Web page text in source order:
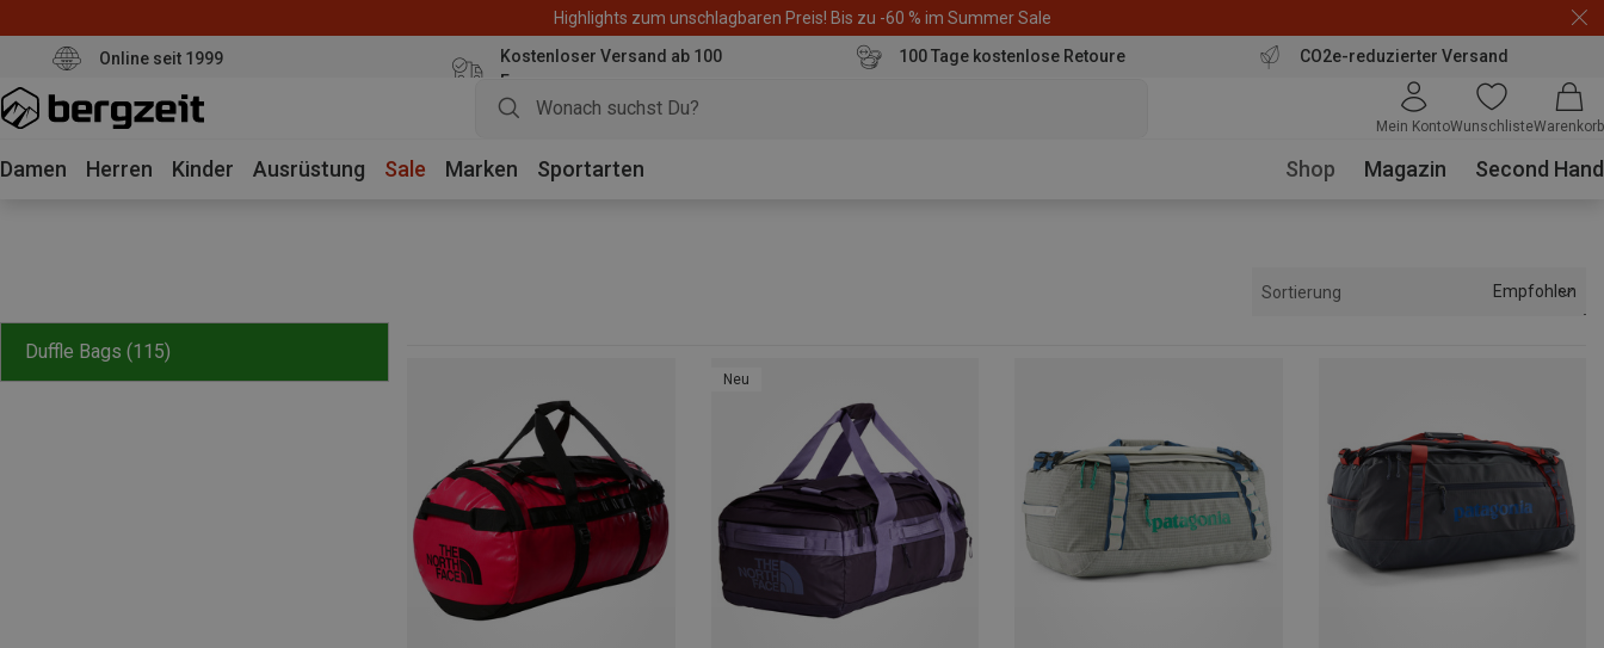
Highlights zum unschlagbaren Preis! Bis zu -60 % im Summer Sale
Online seit 1999
Kostenloser Versand ab 100
Euro
100 Tage kostenlose Retoure CO2e-reduzierter Versand
Mein KontoWunschlisteWarenkorb
Damen Herren Kinder Ausrüstung Sale Marken Sportarten Shop Magazin Second Hand
Duffle Bags (115)
Sortierung Empfohlen
Neu